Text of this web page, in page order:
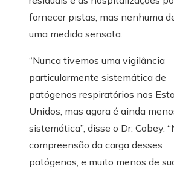
fornecer pistas, mas nenhuma
uma medida sensata.
“Nunca tivemos uma vigilância
particularmente sistemática de
patógenos respiratórios nos
Unidos, mas agora é ainda
sistemática”, disse o Dr. Cobey.
compreensão da carga desses
patógenos, e muito menos de